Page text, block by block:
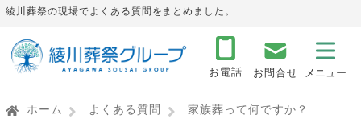
綾川葬祭の現場でよくある質問をまとめました。
お電話 お問合せ
ホーム よくある質問 家族葬って何ですか？